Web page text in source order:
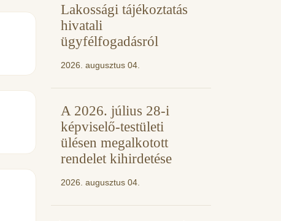
Lakossági tájékoztatás
hivatali
ügyfélfogadásról
2026. augusztus 04.
A 2026. július 28-i
képviselő-testületi
ülésen megalkotott
rendelet kihirdetése
2026. augusztus 04.